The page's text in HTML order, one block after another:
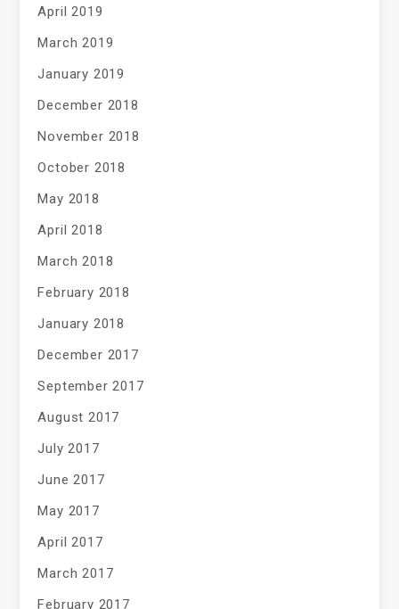
April 2019
March 2019
January 2019
December 2018
November 2018
October 2018
May 2018
April 2018
March 2018
February 2018
January 2018
December 2017
September 2017
August 2017
July 2017
June 2017
May 2017
April 2017
March 2017
February 2017